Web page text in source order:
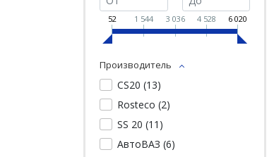
52 1 544 3 036 4 528 6 020
Производитель
CS20 (13)
Rosteco (2)
SS 20 (11 )
АвтоВАЗ (6)